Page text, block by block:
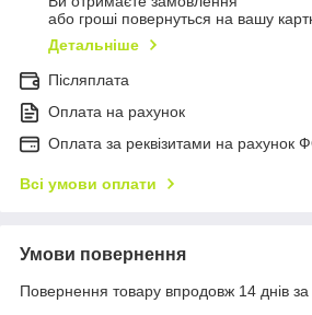
або гроші повернуться на вашу
Детальніше
Післяплата
Оплата на рахунок
Оплата за реквізитами на рахунок
Всі умови оплати
Умови повернення
Повернення товару впродовж 14 днів